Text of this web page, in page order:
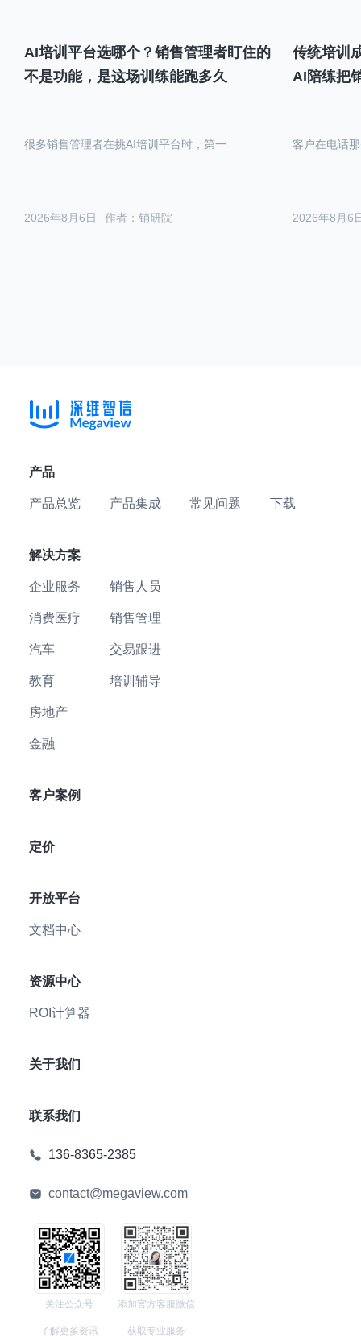
AI培训平台选哪个？销售管理者盯住的
不是功能，是这场训练能跑多久
作者：销研院
2026年8月6日
很多销售管理者在挑AI培训平台时，第一
传统培训
AI陪练把
2026年8月6
客户在电话
产品
产品总览 产品集成 常见问题 下载
解决方案
企业服务
消费医疗
汽车
教育
房地产
金融
销售人员
销售管理
交易跟进
培训辅导
客户案例
定价
开放平台
文档中心
资源中心
ROI计算器
关于我们
联系我们
136-8365-2385
contact@megaview.com
关注公众号
了解更多资讯
添加官方客服微信
获取专业服务